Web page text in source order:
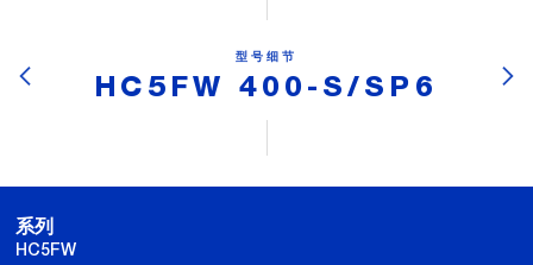
型号细节
HC5FW 400-S/SP6
系列
HC5FW